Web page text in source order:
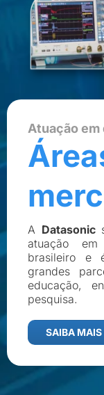
Atuação em
A Datasonic
atuação
brasileiro e
grandes
educação,
pesquisa.
SAIBA MAIS